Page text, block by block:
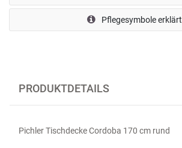
Pflegesymbole erklärt
PRODUKTDETAILS
Pichler Tischdecke Cordoba 170 cm rund